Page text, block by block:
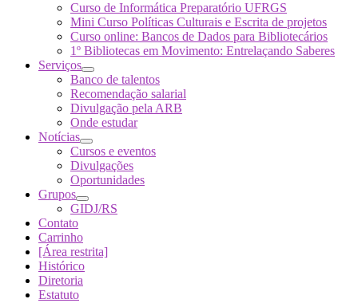
Curso de Informática Preparatório UFRGS
Mini Curso Políticas Culturais e Escrita de projetos
Curso online: Bancos de Dados para Bibliotecários
1º Bibliotecas em Movimento: Entrelaçando Saberes
Serviços
Banco de talentos
Recomendação salarial
Divulgação pela ARB
Onde estudar
Notícias
Cursos e eventos
Divulgações
Oportunidades
Grupos
GIDJ/RS
Contato
Carrinho
[Área restrita]
Histórico
Diretoria
Estatuto